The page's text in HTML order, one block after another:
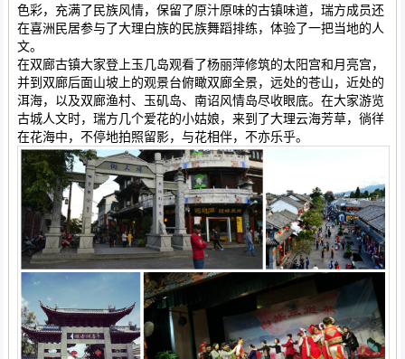
色彩，充满了民族风情，保留了原汁原味的古镇味道，瑞方成员还
在喜洲民居参与了大理白族的民族舞蹈排练，体验了一把当地的人
文。
在双廊古镇大家登上玉几岛观看了杨丽萍修筑的太阳宫和月亮宫，
并到双廊后面山坡上的观景台俯瞰双廊全景，远处的苍山，近处的
洱海，以及双廊渔村、玉矶岛、南诏风情岛尽收眼底。在大家游览
古城人文时，瑞方几个爱花的小姑娘，来到了大理云海芳草，徜徉
在花海中，不停地拍照留影，与花相伴，不亦乐乎。